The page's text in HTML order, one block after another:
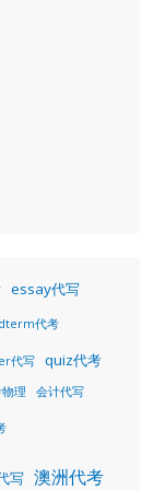
essay代写
代考
代写 quiz代考
理 会计代写
写 澳洲代考